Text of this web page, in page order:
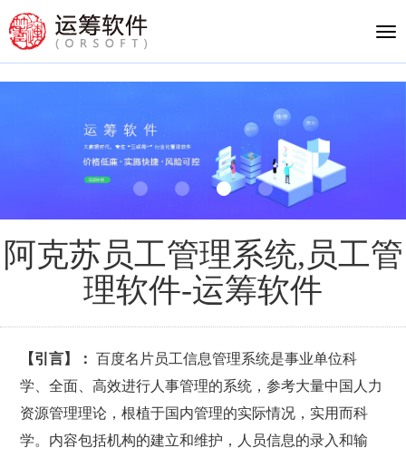
阿克苏员工管理系统,员工管
理软件-运筹软件
【引言】： 百度名片员工信息管理系统是事业单位科
学、全面、高效进行人事管理的系统，参考大量中国人力
资源管理理论，根植于国内管理的实际情况，实用而科
学。内容包括机构的建立和维护，人员信息的录入和输